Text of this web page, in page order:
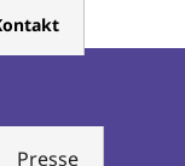
Presse